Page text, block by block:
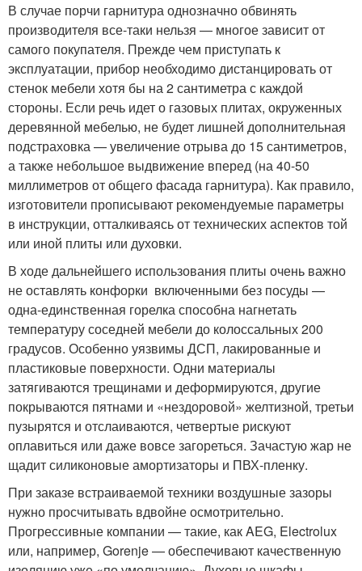
В случае порчи гарнитура однозначно обвинять
производителя все-таки нельзя — многое зависит от
самого покупателя. Прежде чем приступать к
эксплуатации, прибор необходимо дистанцировать от
стенок мебели хотя бы на 2 сантиметра с каждой
стороны. Если речь идет о газовых плитах, окруженных
деревянной мебелью, не будет лишней дополнительная
подстраховка — увеличение отрыва до 15 сантиметров,
а также небольшое выдвижение вперед (на 40-50
миллиметров от общего фасада гарнитура). Как правило,
изготовители прописывают рекомендуемые параметры
в инструкции, отталкиваясь от технических аспектов той
или иной плиты или духовки.
В ходе дальнейшего использования плиты очень важно
не оставлять конфорки включенными без посуды —
одна-единственная горелка способна нагнетать
температуру соседней мебели до колоссальных 200
градусов. Особенно уязвимы ДСП, лакированные и
пластиковые поверхности. Одни материалы
затягиваются трещинами и деформируются, другие
покрываются пятнами и «нездоровой» желтизной, третьи
пузырятся и отслаиваются, четвертые рискуют
оплавиться или даже вовсе загореться. Зачастую жар не
щадит силиконовые амортизаторы и ПВХ-пленку.
При заказе встраиваемой техники воздушные зазоры
нужно просчитывать вдвойне осмотрительно.
Прогрессивные компании — такие, как AEG, Electrolux
или, например, Gorenje — обеспечивают качественную